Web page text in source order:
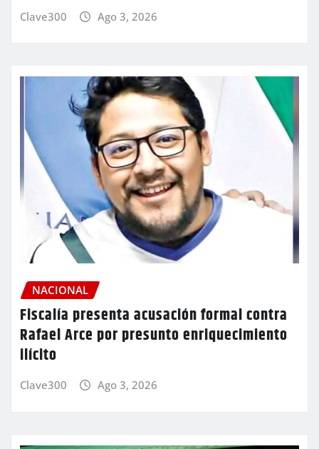
Clave300 Ago 3, 2026
NACIONAL
Fiscalía presenta acusación formal contra
Rafael Arce por presunto enriquecimiento
ilícito
Clave300 Ago 3, 2026